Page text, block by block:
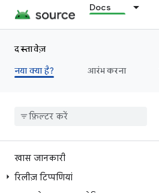
Docs
दस्तावेज़
नया क्या है?
आरंभ करना
खास जानकारी
रिलीज़ टिप्पणियां